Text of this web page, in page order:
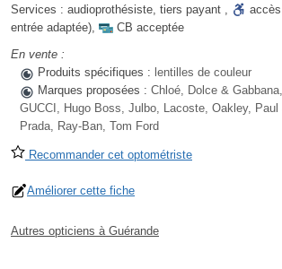
Services : audioprothésiste, tiers payant , accès
entrée adaptée),
CB acceptée
En vente :
Produits spécifiques : lentilles de couleur
Marques proposées : Chloé, Dolce &
GUCCI, Hugo Boss, Julbo, Lacoste, Oakley,
Prada, Ray-Ban, Tom Ford
Recommander cet optométriste
Améliorer cette fiche
Autres opticiens à Guérande